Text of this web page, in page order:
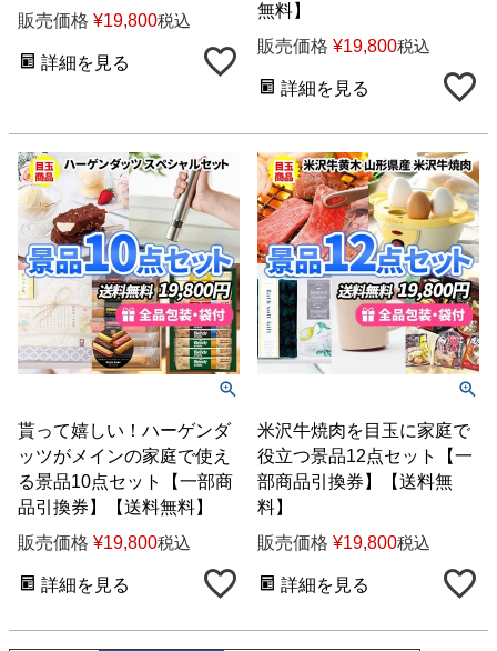
販売価格 ¥19,800税込
詳細を見る
無料】
販売価格 ¥19,800税込
詳細を見る
貰って嬉しい！ハーゲンダ
ッツがメインの家庭で使え
る景品10点セット【一部商
品引換券】【送料無料】
販売価格 ¥19,800税込
詳細を見る
米沢牛焼肉を目玉に家庭で
役立つ景品12点セット【一
部商品引換券】【送料無
料】
販売価格 ¥19,800税込
詳細を見る